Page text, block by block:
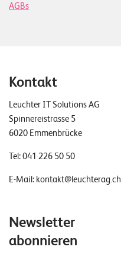
AGBs
Kontakt
Leuchter IT Solutions AG
Spinnereistrasse 5
6020 Emmenbrücke
Tel:041 226 50 50
E-Mail: kontakt@leuchterag.ch
Newsletter
abonnieren